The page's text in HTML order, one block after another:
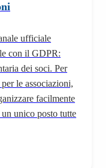
ufficiale
con il GDPR:
dei soci. Per
le associazioni,
facilmente
unico posto tutte